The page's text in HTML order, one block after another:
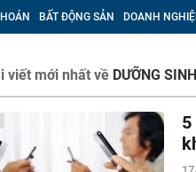
Campuchia
19:40
Đem đấu giá
19:37
Khánh Sky,
Lý do tên lửa
Ukraine
19:37
Nơi chuẩn bị
báo tin vui
BẤT ĐỘNG SẢN DOANH
viết mới nhất về DƯỠNG SINH